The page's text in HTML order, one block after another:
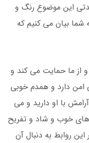
این موضوع رنگ و
بیان می کنیم که
ما حمایت می کند و
امن دارد و همدم خوبی
با او دارید و می
خوب و شاد و تفریح
روابط به دنبال آن